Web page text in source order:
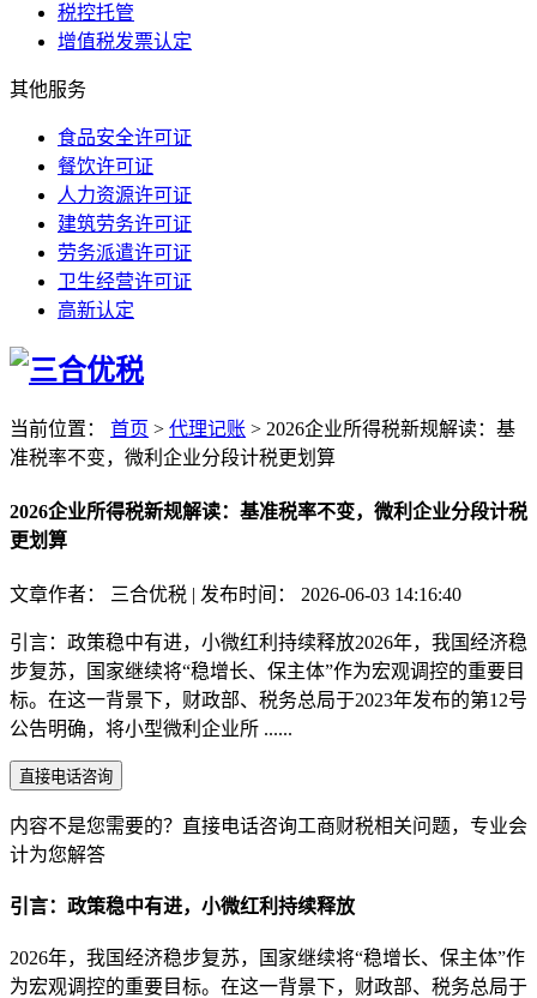
税控托管
增值税发票认定
其他服务
食品安全许可证
餐饮许可证
人力资源许可证
建筑劳务许可证
劳务派遣许可证
卫生经营许可证
高新认定
当前位置： 首页 > 代理记账 > 2026企业所得税新规解读：基
准税率不变，微利企业分段计税更划算
2026企业所得税新规解读：基准税率不变，微利企业分段计税
更划算
文章作者： 三合优税 | 发布时间： 2026-06-03 14:16:40
引言：政策稳中有进，小微红利持续释放2026年，我国经济稳
步复苏，国家继续将“稳增长、保主体”作为宏观调控的重要目
标。在这一背景下，财政部、税务总局于2023年发布的第12号
公告明确，将小型微利企业所 ......
直接电话咨询
内容不是您需要的？直接电话咨询工商财税相关问题，专业会
计为您解答
引言：政策稳中有进，小微红利持续释放
2026年，我国经济稳步复苏，国家继续将“稳增长、保主体”作
为宏观调控的重要目标。在这一背景下，财政部、税务总局于